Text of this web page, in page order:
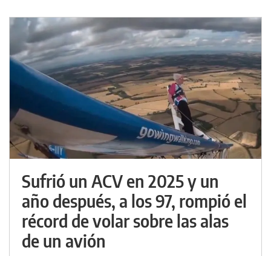
Sufrió un ACV en 2025 y un
año después, a los 97, rompió el
récord de volar sobre las alas
de un avión